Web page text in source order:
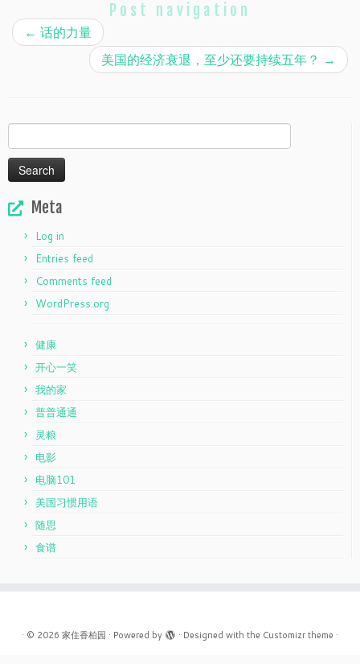
Post navigation
← 话的力量
美国的经济衰退，至少还要持续五年？ →
for:
Meta
Log in
Entries feed
Comments feed
WordPress.org
健康
开心一笑
我的家
普普通通
灵粮
电影
电脑101
美国习惯用语
随思
食谱
· © 2026 家住香柏园 · Powered by · Designed with the Customizr theme ·